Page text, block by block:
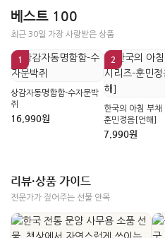
베스트 100
최근 30일 가장 사랑받은 상품
1
상감자동명함함-수자문박
쥐
16,990원
2
한국의 아침 부채
훈민정음[언해]
7,990원
리뷰·상품 가이드
전문가가 짚어주는 선물 안목